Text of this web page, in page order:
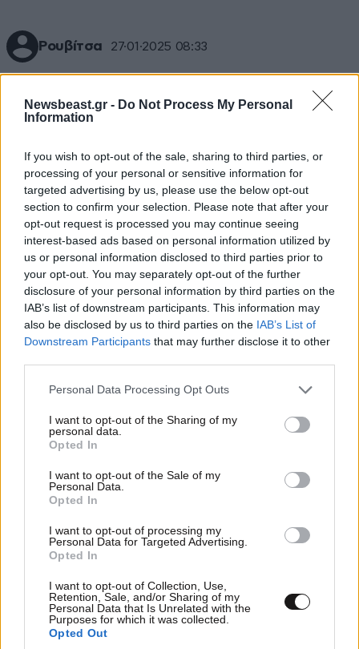
Newsbeast.gr - Do Not Process My Personal
Information
If you wish to opt-out of the sale, sharing to third parties, or
processing of your personal or sensitive information for
targeted advertising by us, please use the below opt-out
section to confirm your selection. Please note that after your
opt-out request is processed you may continue seeing
interest-based ads based on personal information utilized by
us or personal information disclosed to third parties prior to
your opt-out. You may separately opt-out of the further
disclosure of your personal information by third parties on the
IAB’s list of downstream participants. This information may
also be disclosed by us to third parties on the IAB’s List of
Downstream Participants that may further disclose it to other
Please note that this website/app uses one or more Google
not limited to your visit or usage behaviour. You may click to
grant or deny consent to Google and its third-party tags to
use your data for below specified purposes in below Google
consent section.
Personal Data Processing Opt Outs
I want to opt-out of the Sharing of my
personal data.
Opted In
I want to opt-out of the Sale of my
Personal Data.
Opted In
I want to opt-out of processing my
Personal Data for Targeted Advertising.
Opted In
I want to opt-out of Collection, Use,
Retention, Sale, and/or Sharing of my
Personal Data that Is Unrelated with the
Purposes for which it was collected.
Opted Out
Ρουβίτσα 27·01·2025 08:33
🌈🌈
Σανός 26·01·2025 15:00
Γεια σου Κώστα, εγώ ήμουν με το νούμερο 24. Με
θυμάσαι;
Απαντήστε
Σιγα.. 26·01·2025 13:56
TRENDING